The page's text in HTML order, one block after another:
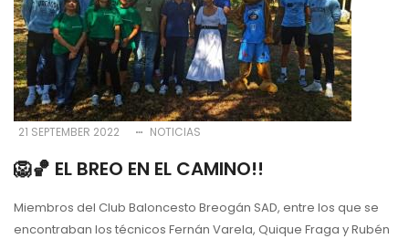
21 SEPTEMBER 2022 NOTICIAS
🦁🏀 EL BREO EN EL CAMINO!!
Miembros del Club Baloncesto Breogán SAD, entre los que se
encontraban los técnicos Fernán Varela, Quique Fraga y Rubén